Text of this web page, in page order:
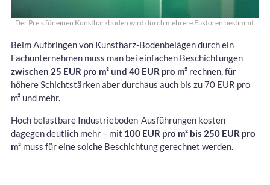
Der Preis für einen Kunstharzboden wird durch mehrere Faktoren bestimmt.
Beim Aufbringen von Kunstharz-Bodenbelägen durch ein
Fachunternehmen muss man bei einfachen Beschichtungen
zwischen 25 EUR pro m² und 40 EUR pro m² rechnen, für
höhere Schichtstärken aber durchaus auch bis zu 70 EUR pro
m² und mehr.
Hoch belastbare Industrieboden-Ausführungen kosten
dagegen deutlich mehr – mit 100 EUR pro m² bis 250 EUR pro
m² muss für eine solche Beschichtung gerechnet werden.